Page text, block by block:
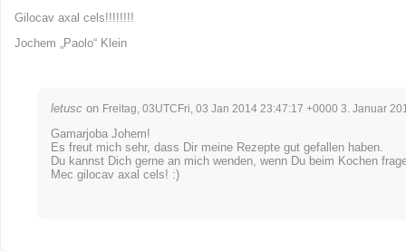
Gilocav axal cels!!!!!!!!
Jochem „Paolo“ Klein
letusc on Freitag, 03UTCFri, 03 Jan 2014 23:47:17 +0000 3. Januar
Gamarjoba Johem!
Es freut mich sehr, dass Dir meine Rezepte gut gefallen haben.
Du kannst Dich gerne an mich wenden, wenn Du beim Kochen
Mec gilocav axal cels! :)